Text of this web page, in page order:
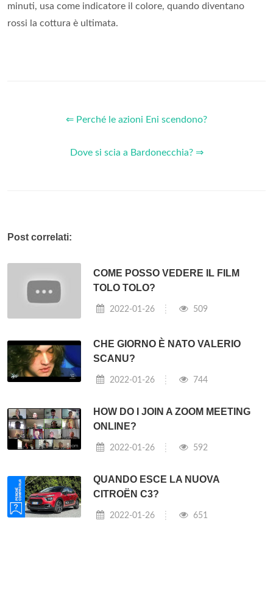
minuti, usa come indicatore il colore, quando diventano
rossi la cottura è ultimata.
⇐ Perché le azioni Eni scendono?
Dove si scia a Bardonecchia? ⇒
Post correlati:
COME POSSO VEDERE IL FILM
TOLO TOLO?
2022-01-26 509
CHE GIORNO È NATO VALERIO
SCANU?
2022-01-26 744
HOW DO I JOIN A ZOOM MEETING
ONLINE?
2022-01-26 592
QUANDO ESCE LA NUOVA
CITROËN C3?
2022-01-26 651